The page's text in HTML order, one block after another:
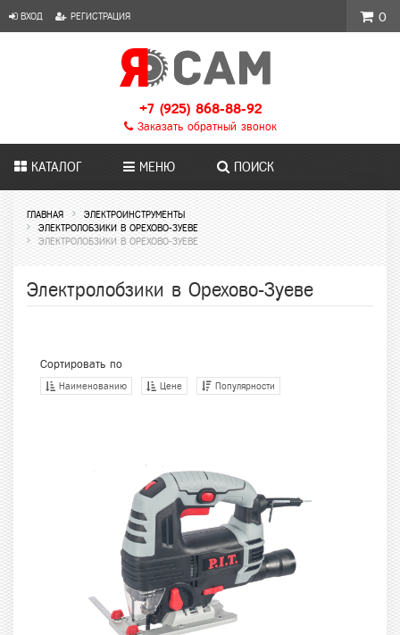
ВХОД РЕГИСТРАЦИЯ
+7 (925) 868-88-92
Заказать обратный звонок
КАТАЛОГ МЕНЮ ПОИСК
ГЛАВНАЯ
ЭЛЕКТРОИНСТРУМЕНТЫ
ЭЛЕКТРОЛОБЗИКИ В ОРЕХОВО-ЗУЕВЕ
ЭЛЕКТРОЛОБЗИКИ В ОРЕХОВО-ЗУЕВЕ
Электролобзики в Орехово-Зуеве
Сортировать по
Наименованию Цене Популярности
0